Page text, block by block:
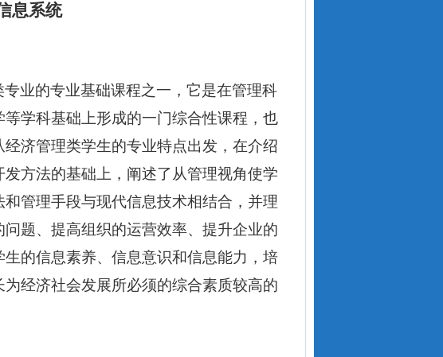
息系统
业的专业基础课程之一，它是在管理科
学科基础上形成的一门综合性课程，也
济管理类学生的专业特点出发，在介绍
方法的基础上，阐述了从管理视角使学
管理手段与现代信息技术相结合，并理
题、提高组织的运营效率、提升企业的
的信息素养、信息意识和信息能力，培
经济社会发展所必须的综合素质较高的